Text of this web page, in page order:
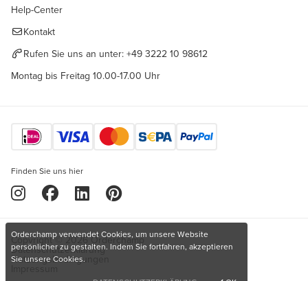
Help-Center
Kontakt
Rufen Sie uns an unter: +49 3222 10 98612
Montag bis Freitag 10.00-17.00 Uhr
Finden Sie uns hier
Copyright © 2026 Orderchamp
Datenschutzerklärung
Nutzungsbedingungen
Orderchamp verwendet Cookies, um unsere Website
persönlicher zu gestalten. Indem Sie fortfahren, akzeptieren
Sie unsere Cookies.